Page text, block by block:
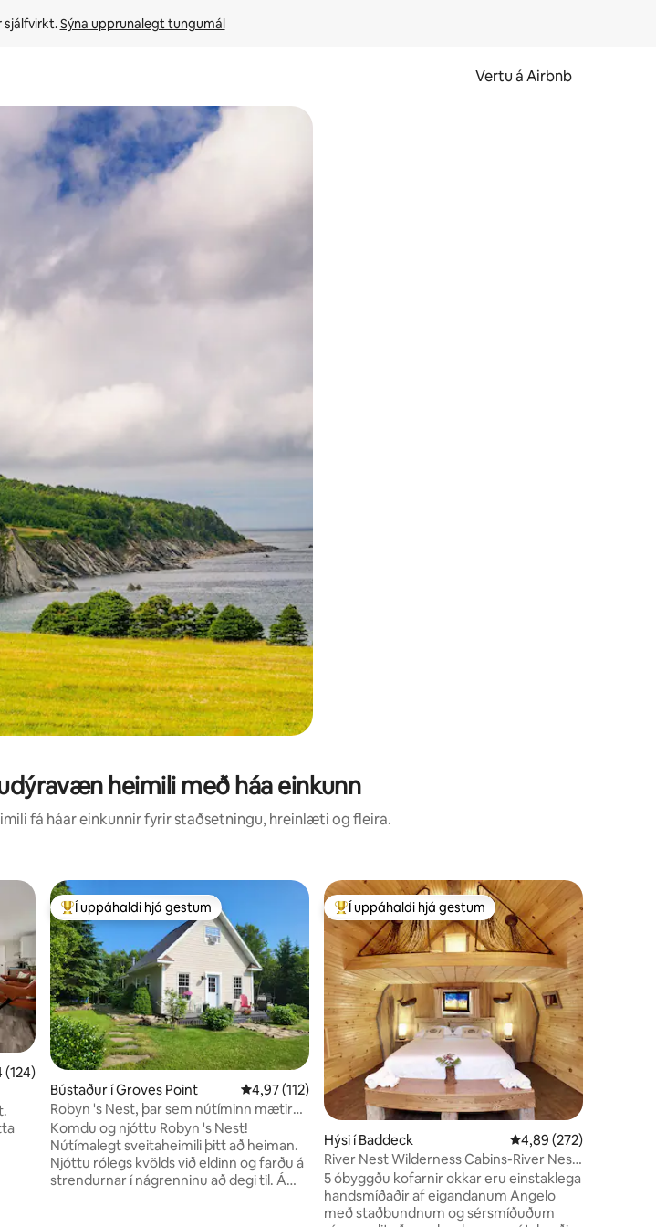
sjálfvirkt. Sýna upprunalegt tungumál
Vertu á Airbnb
því að snerta eða strjúka.
heimili með háa einkunn
fá háar einkunnir fyrir staðsetningu, hreinlæti og fleira.
5 í meðaleinkunn, 124 umsagnir
(124)
Í mestu uppáhaldi hjá gestum
Í uppáhaldi hjá gestum
Bústaður í Groves Point 4,97 af 5 í meðaleinkunn, 112 umsagnir
4,97 (112)
Robyn 's Nest, þar sem nútíminn mætir
landinu
Komdu og njóttu Robyn 's Nest!
Nútímalegt sveitaheimili þitt að heiman.
Njóttu rólegs kvölds við eldinn og farðu á
strendurnar í nágrenninu að degi til. Á
Í mestu uppáhaldi hjá gestum
Í uppáhaldi hjá gestum
Hýsi í Baddeck 4,89 af 5 í
4,89 (272)
River Nest Wilderness Cabins-River Nest
Cabin #3
5 óbyggðu kofarnir okkar eru einstaklega
handsmíðaðir af eigandanum Angelo
með staðbundnum og sérsmíðuðum